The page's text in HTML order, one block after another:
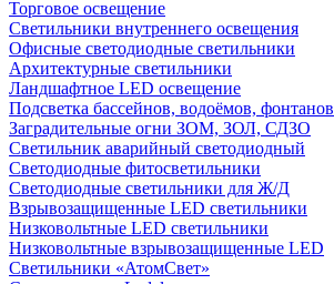
Торговое освещение
Светильники внутреннего освещения
Офисные светодиодные светильники
Архитектурные светильники
Ландшафтное LED освещение
Подсветка бассейнов, водоёмов, фонтанов
Заградительные огни ЗОМ, ЗОЛ, СДЗО
Светильник аварийный светодиодный
Светодиодные фитосветильники
Светодиодные светильники для Ж/Д
Взрывозащищенные LED светильники
Низковольтные LED светильники
Низковольтные взрывозащищенные LED
Светильники «АтомСвет»